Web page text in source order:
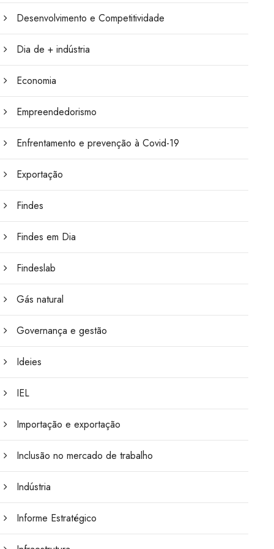
Desenvolvimento e Competitividade
Dia de + indústria
Economia
Empreendedorismo
Enfrentamento e prevenção à Covid-19
Exportação
Findes
Findes em Dia
Findeslab
Gás natural
Governança e gestão
Ideies
IEL
Importação e exportação
Inclusão no mercado de trabalho
Indústria
Informe Estratégico